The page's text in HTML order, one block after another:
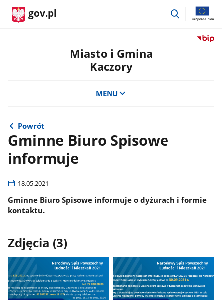
gov.pl
przejdź
Przejdź
Miasto i Gmina
Kaczory
MENU
Powrót
Gminne Biuro Spisowe
informuje
18.05.2021
Gminne Biuro Spisowe informuje o dyżurach i formie
kontaktu.
Zdjęcia (3)